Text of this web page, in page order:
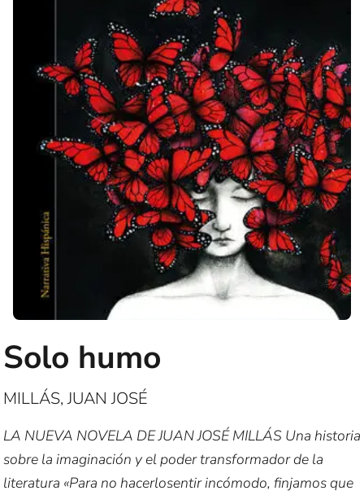
Solo humo
MILLÁS, JUAN JOSÉ
LA NUEVA NOVELA DE JUAN JOSÉ MILLÁS Una historia
sobre la imaginación y el poder transformador de la
literatura «Para no hacerlosentir incómodo, finjamos que